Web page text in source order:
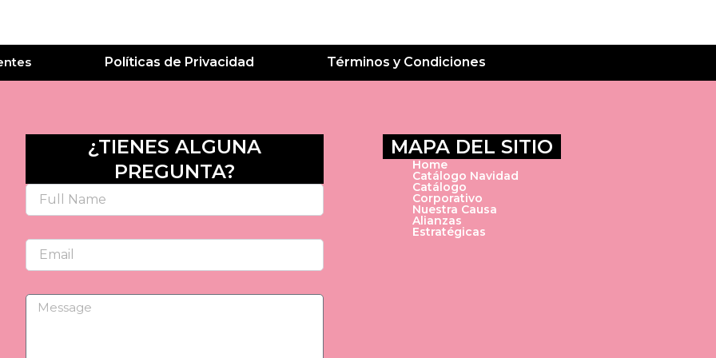
Políticas de Privacidad Términos y Condiciones
¿TIENES ALGUNA
PREGUNTA?
Name
Email
Message
MAPA DEL SITIO
Home
Catálogo Navidad
Catálogo
Corporativo
Nuestra Causa
Alianzas
Estratégicas